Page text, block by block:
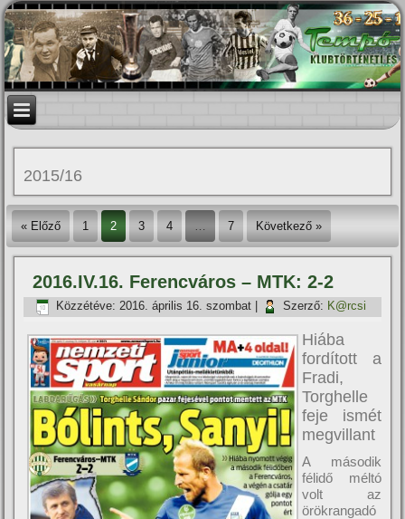
2015/16
« Előző 1 2 3 4 … 7 Következő »
2016.IV.16. Ferencváros – MTK: 2-2
Közzétéve: 2016. április 16. szombat Szerző: K@rcsi
Hiába
fordí­tott a
Fradi,
Torghelle
feje ismét
megvillant
A második
félidő méltó
volt az
örökrangadó